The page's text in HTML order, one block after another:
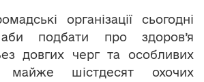
організації сьогодні
аби подбати про здоров’я
довгих черг та особливих
майже шістдесят охочих